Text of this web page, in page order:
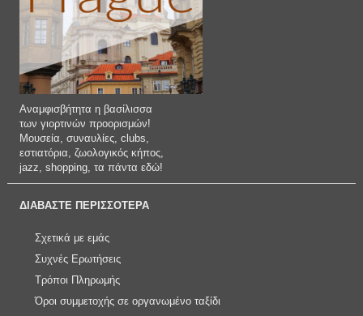
Αναμφισβήτητα η βασίλισσα
των γιορτινών προορισμών!
Μουσεία, συναυλίες, clubs,
εστιατόρια, ζωολογικός κήπος,
jazz, shopping, τα πάντα εδώ!
ΔΙΑΒΑΣΤΕ ΠΕΡΙΣΣΟΤΕΡΑ
Σχετικά με εμάς
Συχνές Ερωτήσεις
Τρόποι Πληρωμής
Όροι συμμετοχής σε οργανωμένο ταξίδι